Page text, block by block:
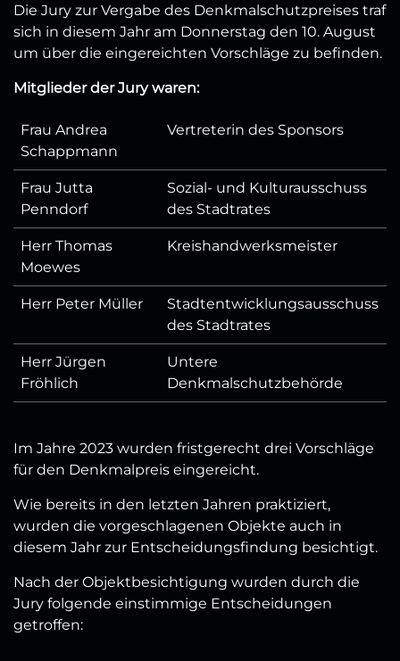
Die Jury zur Vergabe des Denkmalschutzpreises traf
sich in diesem Jahr am Donnerstag den 10. August
um über die eingereichten Vorschläge zu befinden.
Mitglieder der Jury waren:
Frau Andrea
Schappmann
Vertreterin des Sponsors
Frau Jutta
Penndorf
Sozial- und Kulturausschuss
des Stadtrates
Herr Thomas
Moewes
Kreishandwerksmeister
Herr Peter Müller
Stadtentwicklungsausschuss
des Stadtrates
Herr Jürgen
Fröhlich
Untere
Denkmalschutzbehörde
Im Jahre 2023 wurden fristgerecht drei Vorschläge
für den Denkmalpreis eingereicht.
Wie bereits in den letzten Jahren praktiziert,
wurden die vorgeschlagenen Objekte auch in
diesem Jahr zur Entscheidungsfindung besichtigt.
Nach der Objektbesichtigung wurden durch die
Jury folgende einstimmige Entscheidungen
getroffen: